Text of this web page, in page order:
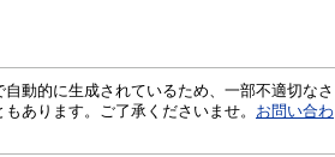
動的に生成されているため、一部不適切なさ
あります。ご了承くださいませ。 お問い合わ